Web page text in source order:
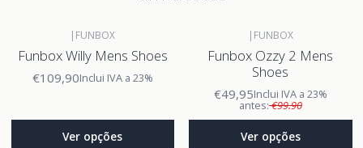
| FUNBOX
Funbox Willy Mens Shoes
€109,90Inclui IVA a 23%
Ver opções
| FUNBOX
Funbox Ozzy 2 Mens
Shoes
€49,95Inclui IVA a 23%
antes:€99.90
Ver opções